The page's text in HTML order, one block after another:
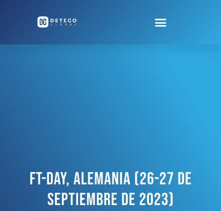
FT-Day, Alemania (26-27 De
Septiembre De 2023)